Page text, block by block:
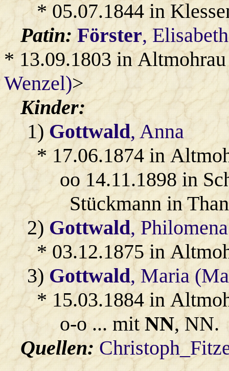
* 05.07.1844 in
Patin:Förster,
* 13.09.1803 in
Wenzel)>
Kinder:
1)Gottwald, Anna
* 17.06.1874 in
oo 14.11.1898 in
Stückmann in
2) Gottwald, Philomena
* 03.12.1875 in
3) Gottwald, Maria
* 15.03.1884 in
o-o ... mitNN, NN.
Quellen: